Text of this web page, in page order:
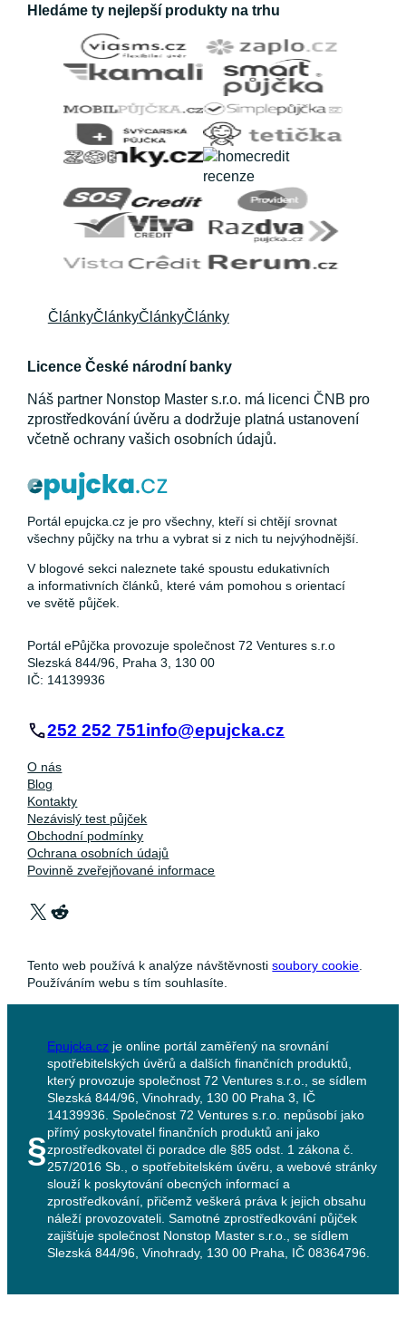
Hledáme ty nejlepší produkty na trhu
ČlánkyČlánkyČlánkyČlánky
Licence České národní banky
Náš partner Nonstop Master s.r.o. má licenci ČNB pro
zprostředkování úvěru a dodržuje platná ustanovení
včetně ochrany vašich osobních údajů.
Portál epujcka.cz je pro všechny, kteří si chtějí srovnat
všechny půjčky na trhu a vybrat si z nich tu nejvýhodnější.
V blogové sekci naleznete také spoustu edukativních
a informativních článků, které vám pomohou s orientací
ve světě půjček.
Portál ePůjčka provozuje společnost 72 Ventures s.r.o
Slezská 844/96, Praha 3, 130 00
IČ: 14139936
252 252 751info@epujcka.cz
O nás
Blog
Kontakty
Nezávislý test půjček
Obchodní podmínky
Ochrana osobních údajů
Povinně zveřejňované informace
X Reddit
Tento web používá k analýze návštěvnostisoubory cookie.
Používáním webu s tím souhlasíte.
§
Epujcka.cz je online portál zaměřený na srovnání
spotřebitelských úvěrů a dalších finančních produktů,
který provozuje společnost 72 Ventures s.r.o., se sídlem
Slezská 844/96, Vinohrady, 130 00 Praha 3, IČ
14139936. Společnost 72 Ventures s.r.o. nepůsobí jako
přímý poskytovatel finančních produktů ani jako
zprostředkovatel či poradce dle §85 odst. 1 zákona č.
257/2016 Sb., o spotřebitelském úvěru, a webové stránky
slouží k poskytování obecných informací a
zprostředkování, přičemž veškerá práva k jejich obsahu
náleží provozovateli. Samotné zprostředkování půjček
zajišťuje společnost Nonstop Master s.r.o., se sídlem
Slezská 844/96, Vinohrady, 130 00 Praha, IČ 08364796.